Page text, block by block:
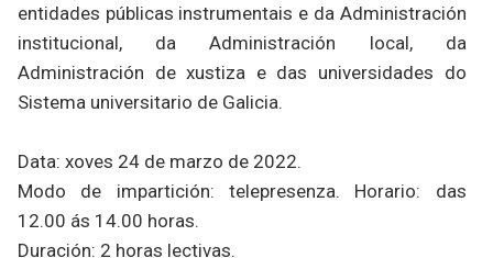
entidades públicas instrumentais e da Administración
institucional, da Administración local, da
Administración de xustiza e das universidades do
Sistema universitario de Galicia.
Data: xoves 24 de marzo de 2022.
Modo de impartición: telepresenza. Horario: das
12.00 ás 14.00 horas.
Duración: 2 horas lectivas.